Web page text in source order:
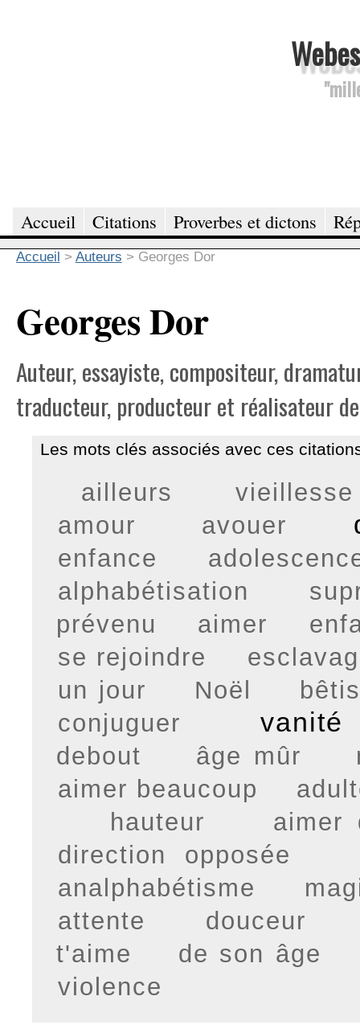
Accueil Citations Proverbes et dictons
Accueil > Auteurs > Georges Dor
Georges Dor
Auteur, essayiste, compositeur,
traducteur, producteur et réalisateur
Les mots clés associés avec ces
ailleurs
vieillesse
amour
avouer
enfance
alphabétisation
prévenu
aimer
se rejoindre
un jour
Noël
conjuguer
vanité
debout âge mûr
aimer beaucoup
hauteur
aimer
direction opposée
analphabétisme
attente
douceur
t'aime
de son âge
violence